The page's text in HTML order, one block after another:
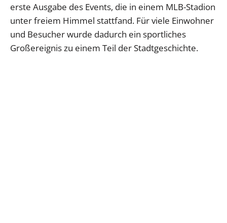
erste Ausgabe des Events, die in einem MLB-Stadion
unter freiem Himmel stattfand. Für viele Einwohner
und Besucher wurde dadurch ein sportliches
Großereignis zu einem Teil der Stadtgeschichte.